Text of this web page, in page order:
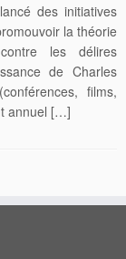
des initiatives
la théorie
les délires
de Charles
films,
annuel […]